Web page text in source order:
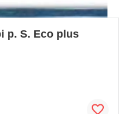
р. S. Eco plus